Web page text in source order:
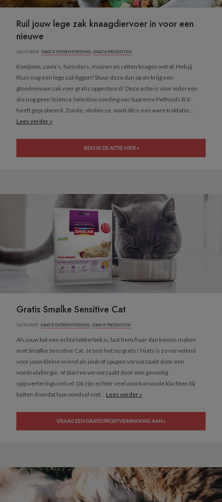
Ruil jouw lege zak knaagdiervoer in voor een
nieuwe
23/11/2019 ·GRATIS DIERENVOEDING, GRATIS PRODUCTEN
Konijnen, cavia’s, hamsters, muizen en ratten knagen wat af. Heb jij
thuis nog een lege zak liggen? Stuur deze dan op en krijg een
gloednieuwe zak voer gratis opgestuurd! Deze actie is voor iedereen
die nog geen Science Selective voeding van Supreme Petfoods B.V.
heeft geprobeerd. Zonde, vinden ze, want dit is een ware traktatie...
Lees verder »
BEKIJK DE ACTIE HIER »
Gratis Smølke Sensitive Cat
14/10/2019 ·GRATIS DIERENVOEDING, GRATIS PRODUCTEN
Als jouw kat een echte lekkerbek is, laat hem/haar dan kennis maken
met Smølke Sensitive Cat. Je test het nu gratis! Niets is zo vervelend
voor jouw kleine vriend als jeuk of spugen veroorzaakt door een
voedselallergie, of diarree veroorzaakt door een gevoelig
spijsverteringsstelsel. Dit zijn echter veel voorkomende klachten bij
katten doordat hun voedsel niet... Lees verder »
VRAAG EEN GRATIS PROEFVERPAKKING AAN »